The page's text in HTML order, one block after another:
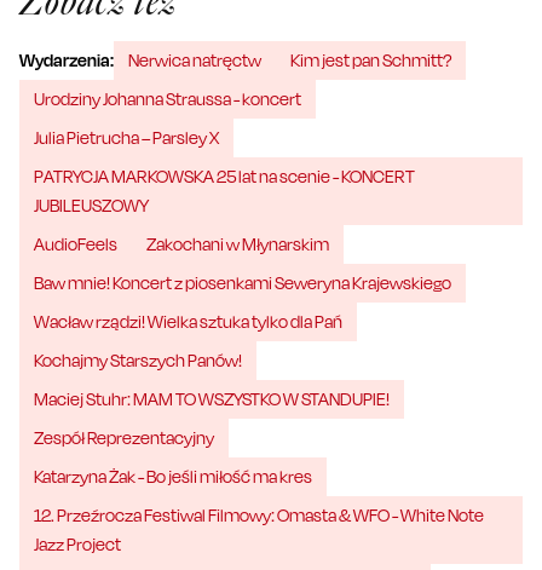
Wydarzenia: Nerwica natręctw
Kim jest pan Schmitt?
Urodziny Johanna Straussa - koncert
Julia Pietrucha – Parsley X
PATRYCJA MARKOWSKA 25 lat na scenie - KONCERT
JUBILEUSZOWY
AudioFeels
Zakochani w Młynarskim
Baw mnie! Koncert z piosenkami Seweryna Krajewskiego
Wacław rządzi! Wielka sztuka tylko dla Pań
Kochajmy Starszych Panów!
Maciej Stuhr: MAM TO WSZYSTKO W STANDUPIE!
Zespół Reprezentacyjny
Katarzyna Żak - Bo jeśli miłość ma kres
12. Przeźrocza Festiwal Filmowy: Omasta & WFO - White Note
Jazz Project